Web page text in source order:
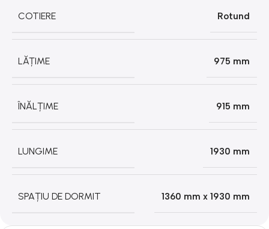
COTIERE Rotund
LĂȚIME 975 mm
ÎNĂLȚIME 915 mm
LUNGIME 1930 mm
SPAȚIU DE DORMIT 1360 mm x 1930 mm